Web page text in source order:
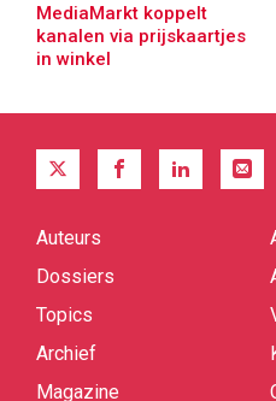
MediaMarkt koppelt
kanalen via prijskaartjes
in winkel
Quick
Auteurs
Dossiers
Topics
Archief
Magazine